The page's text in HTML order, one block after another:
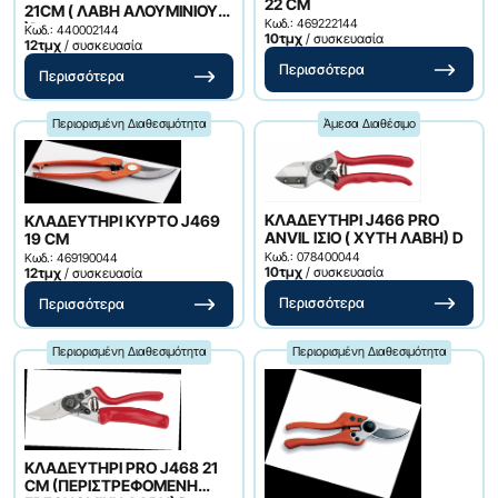
21CM ( ΛΑΒΗ ΑΛΟΥΜΙΝΙΟΥ
)D
Κωδ.: 440002144
12τμχ / συσκευασία
Περισσότερα
22 CM
Κωδ.: 469222144
10τμχ / συσκευασία
Περισσότερα
Περιορισμένη Διαθεσιμότητα
ΚΛΑΔΕΥΤΗΡΙ ΚΥΡΤΟ J469
19 CM
Κωδ.: 469190044
12τμχ / συσκευασία
Περισσότερα
Άμεσα Διαθέσιμο
ΚΛΑΔΕΥΤΗΡΙ J466 PRO
ANVIL ΙΣΙΟ ( ΧΥΤΗ ΛΑΒΗ) D
Κωδ.: 078400044
10τμχ / συσκευασία
Περισσότερα
Περιορισμένη Διαθεσιμότητα
ΚΛΑΔΕΥΤΗΡΙ PRO J468 21
CM (ΠΕΡΙΣΤΡΕΦΟΜΕΝΗ
Περιορισμένη Διαθεσιμότητα